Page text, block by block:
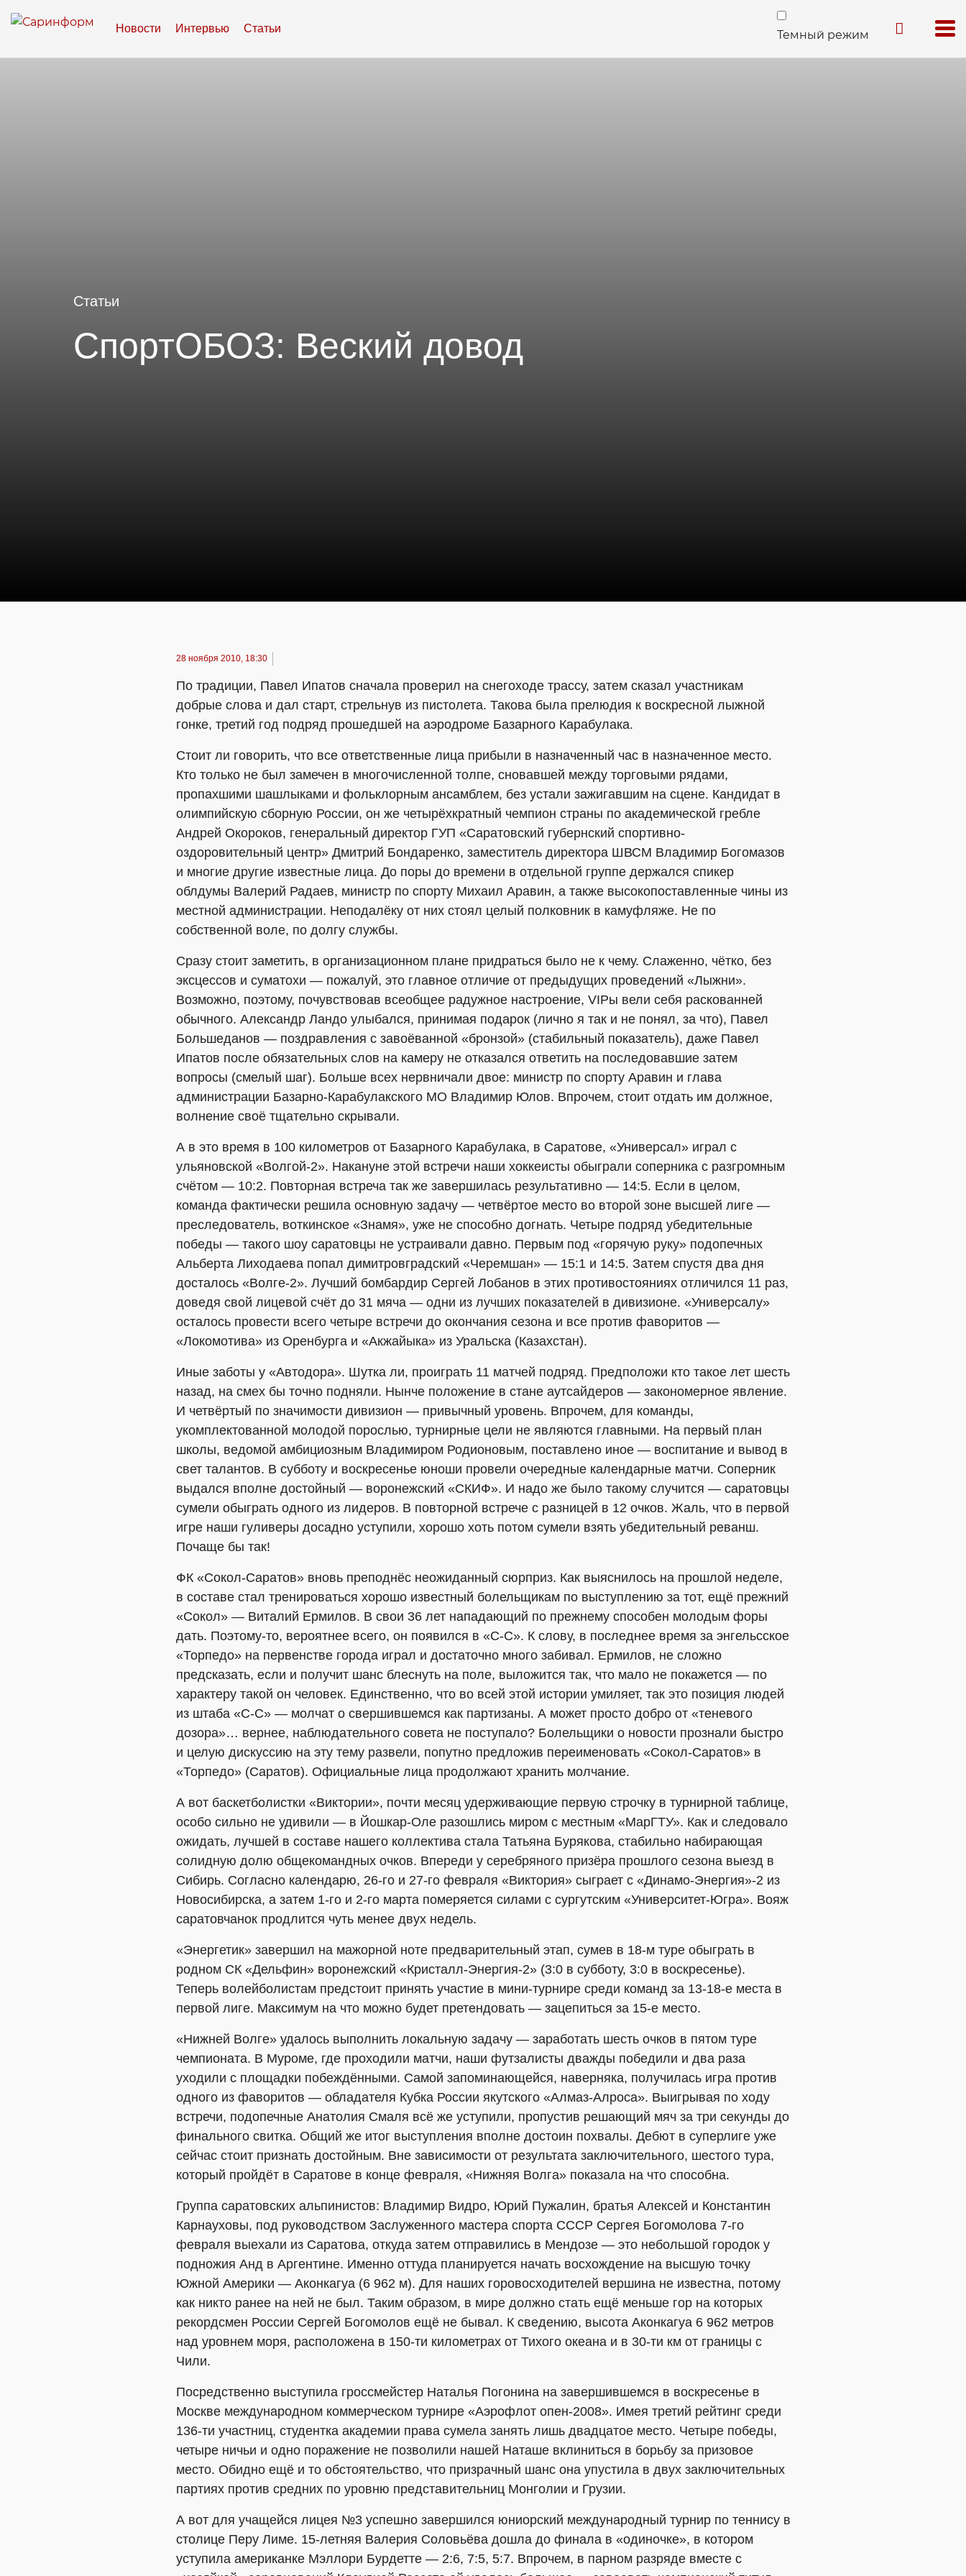
Новости Интервью Статьи Темный режим
Статьи
СпортОБОЗ: Веский довод
28 ноября 2010, 18:30
По традиции, Павел Ипатов сначала проверил на снегоходе трассу, затем сказал участникам
добрые слова и дал старт, стрельнув из пистолета. Такова была прелюдия к воскресной лыжной
гонке, третий год подряд прошедшей на аэродроме Базарного Карабулака.
Стоит ли говорить, что все ответственные лица прибыли в назначенный час в назначенное место.
Кто только не был замечен в многочисленной толпе, сновавшей между торговыми рядами,
пропахшими шашлыками и фольклорным ансамблем, без устали зажигавшим на сцене. Кандидат в
олимпийскую сборную России, он же четырёхкратный чемпион страны по академической гребле
Андрей Окороков, генеральный директор ГУП «Саратовский губернский спортивно-
оздоровительный центр» Дмитрий Бондаренко, заместитель директора ШВСМ Владимир Богомазов
и многие другие известные лица. До поры до времени в отдельной группе держался спикер
облдумы Валерий Радаев, министр по спорту Михаил Аравин, а также высокопоставленные чины из
местной администрации. Неподалёку от них стоял целый полковник в камуфляже. Не по
собственной воле, по долгу службы.
Сразу стоит заметить, в организационном плане придраться было не к чему. Слаженно, чётко, без
эксцессов и суматохи — пожалуй, это главное отличие от предыдущих проведений «Лыжни».
Возможно, поэтому, почувствовав всеобщее радужное настроение, VIPы вели себя раскованней
обычного. Александр Ландо улыбался, принимая подарок (лично я так и не понял, за что), Павел
Большеданов — поздравления с завоёванной «бронзой» (стабильный показатель), даже Павел
Ипатов после обязательных слов на камеру не отказался ответить на последовавшие затем
вопросы (смелый шаг). Больше всех нервничали двое: министр по спорту Аравин и глава
администрации Базарно-Карабулакского МО Владимир Юлов. Впрочем, стоит отдать им должное,
волнение своё тщательно скрывали.
А в это время в 100 километров от Базарного Карабулака, в Саратове, «Универсал» играл с
ульяновской «Волгой-2». Накануне этой встречи наши хоккеисты обыграли соперника с разгромным
счётом — 10:2. Повторная встреча так же завершилась результативно — 14:5. Если в целом,
команда фактически решила основную задачу — четвёртое место во второй зоне высшей лиге —
преследователь, воткинское «Знамя», уже не способно догнать. Четыре подряд убедительные
победы — такого шоу саратовцы не устраивали давно. Первым под «горячую руку» подопечных
Альберта Лиходаева попал димитровградский «Черемшан» — 15:1 и 14:5. Затем спустя два дня
досталось «Волге-2». Лучший бомбардир Сергей Лобанов в этих противостояниях отличился 11 раз,
доведя свой лицевой счёт до 31 мяча — одни из лучших показателей в дивизионе. «Универсалу»
осталось провести всего четыре встречи до окончания сезона и все против фаворитов —
«Локомотива» из Оренбурга и «Акжайыка» из Уральска (Казахстан).
Иные заботы у «Автодора». Шутка ли, проиграть 11 матчей подряд. Предположи кто такое лет шесть
назад, на смех бы точно подняли. Нынче положение в стане аутсайдеров — закономерное явление.
И четвёртый по значимости дивизион — привычный уровень. Впрочем, для команды,
укомплектованной молодой порослью, турнирные цели не являются главными. На первый план
школы, ведомой амбициозным Владимиром Родионовым, поставлено иное — воспитание и вывод в
свет талантов. В субботу и воскресенье юноши провели очередные календарные матчи. Соперник
выдался вполне достойный — воронежский «СКИФ». И надо же было такому случится — саратовцы
сумели обыграть одного из лидеров. В повторной встрече с разницей в 12 очков. Жаль, что в первой
игре наши гуливеры досадно уступили, хорошо хоть потом сумели взять убедительный реванш.
Почаще бы так!
ФК «Сокол-Саратов» вновь преподнёс неожиданный сюрприз. Как выяснилось на прошлой неделе,
в составе стал тренироваться хорошо известный болельщикам по выступлению за тот, ещё прежний
«Сокол» — Виталий Ермилов. В свои 36 лет нападающий по прежнему способен молодым форы
дать. Поэтому-то, вероятнее всего, он появился в «С-С». К слову, в последнее время за энгельсское
«Торпедо» на первенстве города играл и достаточно много забивал. Ермилов, не сложно
предсказать, если и получит шанс блеснуть на поле, выложится так, что мало не покажется — по
характеру такой он человек. Единственно, что во всей этой истории умиляет, так это позиция людей
из штаба «С-С» — молчат о свершившемся как партизаны. А может просто добро от «теневого
дозора»… вернее, наблюдательного совета не поступало? Болельщики о новости прознали быстро
и целую дискуссию на эту тему развели, попутно предложив переименовать «Сокол-Саратов» в
«Торпедо» (Саратов). Официальные лица продолжают хранить молчание.
А вот баскетболистки «Виктории», почти месяц удерживающие первую строчку в турнирной таблице,
особо сильно не удивили — в Йошкар-Оле разошлись миром с местным «МарГТУ». Как и следовало
ожидать, лучшей в составе нашего коллектива стала Татьяна Бурякова, стабильно набирающая
солидную долю общекомандных очков. Впереди у серебряного призёра прошлого сезона выезд в
Сибирь. Согласно календарю, 26-го и 27-го февраля «Виктория» сыграет с «Динамо-Энергия»-2 из
Новосибирска, а затем 1-го и 2-го марта померяется силами с сургутским «Университет-Югра». Вояж
саратовчанок продлится чуть менее двух недель.
«Энергетик» завершил на мажорной ноте предварительный этап, сумев в 18-м туре обыграть в
родном СК «Дельфин» воронежский «Кристалл-Энергия-2» (3:0 в субботу, 3:0 в воскресенье).
Теперь волейболистам предстоит принять участие в мини-турнире среди команд за 13-18-е места в
первой лиге. Максимум на что можно будет претендовать — зацепиться за 15-е место.
«Нижней Волге» удалось выполнить локальную задачу — заработать шесть очков в пятом туре
чемпионата. В Муроме, где проходили матчи, наши футзалисты дважды победили и два раза
уходили с площадки побеждёнными. Самой запоминающейся, наверняка, получилась игра против
одного из фаворитов — обладателя Кубка России якутского «Алмаз-Алроса». Выигрывая по ходу
встречи, подопечные Анатолия Смаля всё же уступили, пропустив решающий мяч за три секунды до
финального свитка. Общий же итог выступления вполне достоин похвалы. Дебют в суперлиге уже
сейчас стоит признать достойным. Вне зависимости от результата заключительного, шестого тура,
который пройдёт в Саратове в конце февраля, «Нижняя Волга» показала на что способна.
Группа саратовских альпинистов: Владимир Видро, Юрий Пужалин, братья Алексей и Константин
Карнауховы, под руководством Заслуженного мастера спорта СССР Сергея Богомолова 7-го
февраля выехали из Саратова, откуда затем отправились в Мендозе — это небольшой городок у
подножия Анд в Аргентине. Именно оттуда планируется начать восхождение на высшую точку
Южной Америки — Аконкагуа (6 962 м). Для наших горовосходителей вершина не известна, потому
как никто ранее на ней не был. Таким образом, в мире должно стать ещё меньше гор на которых
рекордсмен России Сергей Богомолов ещё не бывал. К сведению, высота Аконкагуа 6 962 метров
над уровнем моря, расположена в 150-ти километрах от Тихого океана и в 30-ти км от границы с
Чили.
Посредственно выступила гроссмейстер Наталья Погонина на завершившемся в воскресенье в
Москве международном коммерческом турнире «Аэрофлот опен-2008». Имея третий рейтинг среди
136-ти участниц, студентка академии права сумела занять лишь двадцатое место. Четыре победы,
четыре ничьи и одно поражение не позволили нашей Наташе вклиниться в борьбу за призовое
место. Обидно ещё и то обстоятельство, что призрачный шанс она упустила в двух заключительных
партиях против средних по уровню представительниц Монголии и Грузии.
А вот для учащейся лицея №3 успешно завершился юниорский международный турнир по теннису в
столице Перу Лиме. 15-летняя Валерия Соловьёва дошла до финала в «одиночке», в котором
уступила американке Мэллори Бурдетте — 2:6, 7:5, 5:7. Впрочем, в парном разряде вместе с